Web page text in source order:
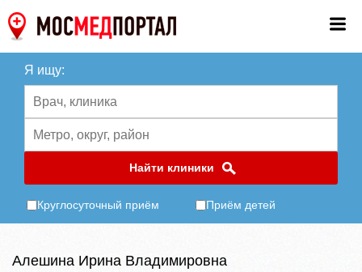
Я ищу:
Найти клиники
Круглосуточный приём Приём детей
Алешина Ирина Владимировна